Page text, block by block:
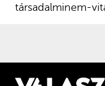
társadalminem-